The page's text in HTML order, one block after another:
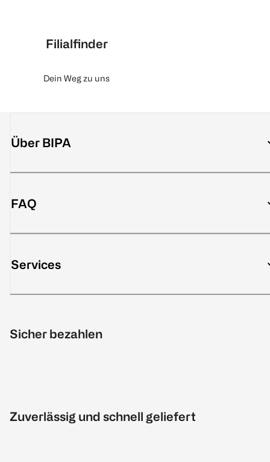
Filialfinder
Dein Weg zu uns
Über BIPA
FAQ
Services
Sicher bezahlen
Zuverlässig und schnell geliefert